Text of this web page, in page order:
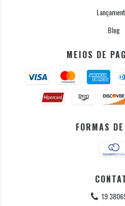
Blog
MEIOS DE
FORMAS
19